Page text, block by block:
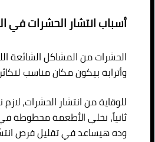
أسباب انتشار الحشرات في
الحشرات من المشاكل الشائعة
وأترابة بيكون مكان مناسب
للوقاية من انتشار الحشرات،
ثانياً، نخلي الأطعمة محطوطة
وده هيساعد في تقليل فرص